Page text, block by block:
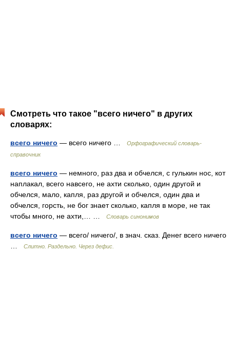
Смотреть что такое "всего ничего" в других
словарях:
всего ничего — всего ничего …
Орфографический словарь-
справочник
всего ничего — немного, раз два и обчелся, с гулькин нос, кот
наплакал, всего навсего, не ахти сколько, один другой и
обчелся, мало, капля, раз другой и обчелся, один два и
обчелся, горсть, не бог знает сколько, капля в море, не так
чтобы много, не ахти,… …
Словарь синонимов
всего ничего — всего/ ничего/, в знач. сказ. Денег всего ничего
Слитно. Раздельно. Через дефис.